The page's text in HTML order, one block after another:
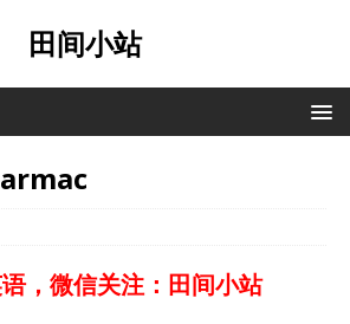
田间小站
，微信关注：田间小站